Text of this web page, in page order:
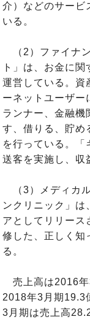
介）などのサービ
いる。
（2）ファイナ
ト」は、お金に
運営している。資
ーネットユーザー
ランナー、金融機
す、借りる、貯め
を行っている。「
送客を実施し、収
（3）メディカ
ンクリニック」は
アとしてリリース
修した、正しく知
る。
売上高は2016年
2018年3月期19.3
3月期は売上高